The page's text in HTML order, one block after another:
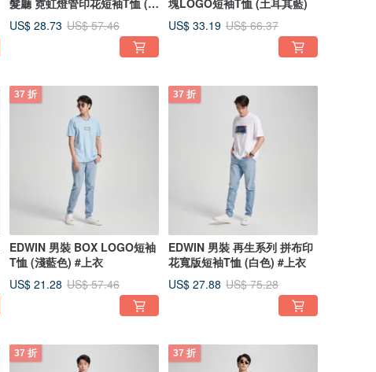
髮廳 霓虹燈管印花短袖T恤 (淡
桔色)
US$ 28.73 US$ 57.46
塊LOGO短袖T恤 (土耳其藍)
US$ 33.19 US$ 66.37
37 折
EDWIN 男裝 BOX LOGO短袖
T恤 (淺藍色) #上衣
US$ 21.28 US$ 57.46
37 折
EDWIN 男裝 再生系列 拼布印
花寬版短袖T恤 (白色) #上衣
US$ 27.88 US$ 75.28
37 折 37 折